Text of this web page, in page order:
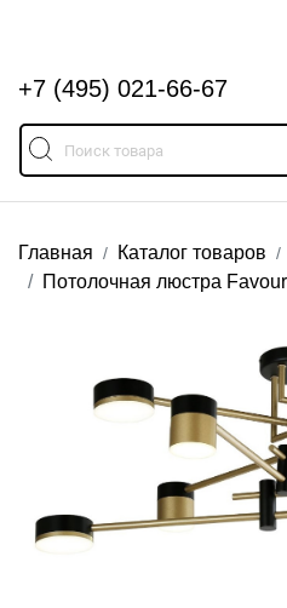
+7 (495) 021-66-67
Главная Каталог товаров
Потолочная люстра